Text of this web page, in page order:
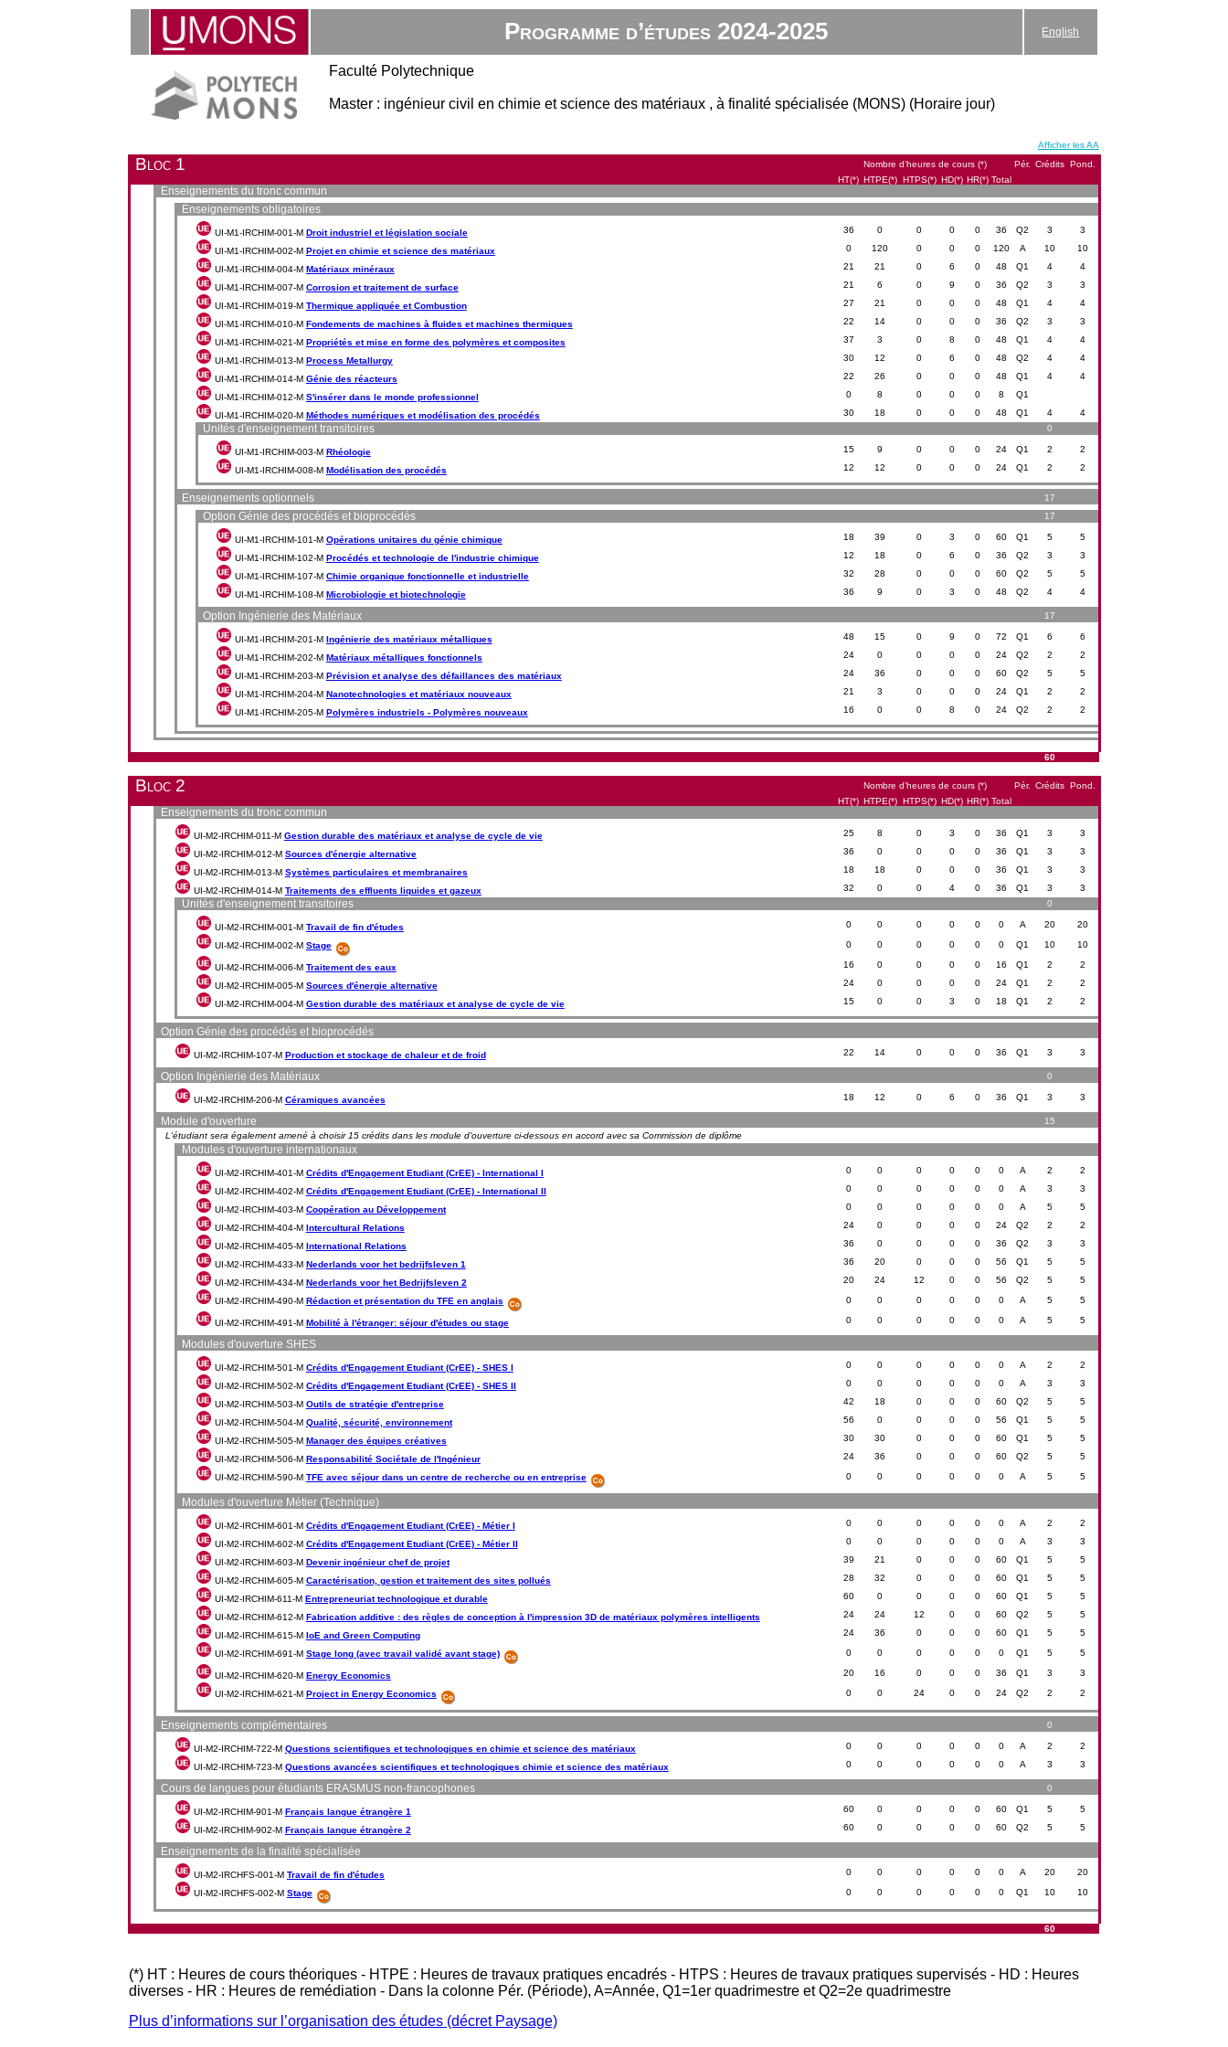
Programme d’études 2024-2025 English
Faculté Polytechnique
Master : ingénieur civil en chimie et science des matériaux , à finalité spécialisée (MONS) (Horaire jour)
Afficher les AA
Bloc 1 Nombre d’heures de cours (*) Pér. Crédits Pond.
HT(*) HTPE(*) HTPS(*) HD(*) HR(*) Total
Enseignements du tronc commun
Enseignements obligatoires
UI-M1-IRCHIM-001-M Droit industriel et législation sociale 36 0 0 0 0 36 Q2 3 3
UI-M1-IRCHIM-002-M Projet en chimie et science des matériaux 0 120 0 0 0 120 A 10 10
UI-M1-IRCHIM-004-M Matériaux minéraux 21 21 0 6 0 48 Q1 4 4
UI-M1-IRCHIM-007-M Corrosion et traitement de surface 21 6 0 9 0 36 Q2 3 3
UI-M1-IRCHIM-019-M Thermique appliquée et Combustion 27 21 0 0 0 48 Q1 4 4
UI-M1-IRCHIM-010-M Fondements de machines à fluides et machines thermiques 22 14 0 0 0 36 Q2 3 3
UI-M1-IRCHIM-021-M Propriétés et mise en forme des polymères et composites 37 3 0 8 0 48 Q1 4 4
UI-M1-IRCHIM-013-M Process Metallurgy 30 12 0 6 0 48 Q2 4 4
UI-M1-IRCHIM-014-M Génie des réacteurs 22 26 0 0 0 48 Q1 4 4
UI-M1-IRCHIM-012-M S'insérer dans le monde professionnel 0 8 0 0 0 8 Q1
UI-M1-IRCHIM-020-M Méthodes numériques et modélisation des procédés 30 18 0 0 0 48 Q1 4 4
Unités d'enseignement transitoires 0
UI-M1-IRCHIM-003-M Rhéologie 15 9 0 0 0 24 Q1 2 2
UI-M1-IRCHIM-008-M Modélisation des procédés 12 12 0 0 0 24 Q1 2 2
Enseignements optionnels 17
Option Génie des procédés et bioprocédés 17
UI-M1-IRCHIM-101-M Opérations unitaires du génie chimique 18 39 0 3 0 60 Q1 5 5
UI-M1-IRCHIM-102-M Procédés et technologie de l'industrie chimique 12 18 0 6 0 36 Q2 3 3
UI-M1-IRCHIM-107-M Chimie organique fonctionnelle et industrielle 32 28 0 0 0 60 Q2 5 5
UI-M1-IRCHIM-108-M Microbiologie et biotechnologie 36 9 0 3 0 48 Q2 4 4
Option Ingénierie des Matériaux 17
UI-M1-IRCHIM-201-M Ingénierie des matériaux métalliques 48 15 0 9 0 72 Q1 6 6
UI-M1-IRCHIM-202-M Matériaux métalliques fonctionnels 24 0 0 0 0 24 Q2 2 2
UI-M1-IRCHIM-203-M Prévision et analyse des défaillances des matériaux 24 36 0 0 0 60 Q2 5 5
UI-M1-IRCHIM-204-M Nanotechnologies et matériaux nouveaux 21 3 0 0 0 24 Q1 2 2
UI-M1-IRCHIM-205-M Polymères industriels - Polymères nouveaux 16 0 0 8 0 24 Q2 2 2
60
Bloc 2 Nombre d’heures de cours (*) Pér. Crédits Pond.
HT(*) HTPE(*) HTPS(*) HD(*) HR(*) Total
Enseignements du tronc commun
UI-M2-IRCHIM-011-M Gestion durable des matériaux et analyse de cycle de vie 25 8 0 3 0 36 Q1 3 3
UI-M2-IRCHIM-012-M Sources d'énergie alternative 36 0 0 0 0 36 Q1 3 3
UI-M2-IRCHIM-013-M Systèmes particulaires et membranaires 18 18 0 0 0 36 Q1 3 3
UI-M2-IRCHIM-014-M Traitements des effluents liquides et gazeux 32 0 0 4 0 36 Q1 3 3
Unités d'enseignement transitoires 0
UI-M2-IRCHIM-001-M Travail de fin d'études 0 0 0 0 0 0 A 20 20
UI-M2-IRCHIM-002-M Stage 0 0 0 0 0 0 Q1 10 10
UI-M2-IRCHIM-006-M Traitement des eaux 16 0 0 0 0 16 Q1 2 2
UI-M2-IRCHIM-005-M Sources d'énergie alternative 24 0 0 0 0 24 Q1 2 2
UI-M2-IRCHIM-004-M Gestion durable des matériaux et analyse de cycle de vie 15 0 0 3 0 18 Q1 2 2
Option Génie des procédés et bioprocédés
UI-M2-IRCHIM-107-M Production et stockage de chaleur et de froid 22 14 0 0 0 36 Q1 3 3
Option Ingénierie des Matériaux 0
UI-M2-IRCHIM-206-M Céramiques avancées 18 12 0 6 0 36 Q1 3 3
Module d'ouverture
15
L'étudiant sera également amené à choisir 15 crédits dans les module d'ouverture ci-dessous en accord avec sa Commission de diplôme
Modules d'ouverture internationaux
UI-M2-IRCHIM-401-M Crédits d'Engagement Etudiant (CrEE) - International I 0 0 0 0 0 0 A 2 2
UI-M2-IRCHIM-402-M Crédits d'Engagement Etudiant (CrEE) - International II 0 0 0 0 0 0 A 3 3
UI-M2-IRCHIM-403-M Coopération au Développement 0 0 0 0 0 0 A 5 5
UI-M2-IRCHIM-404-M Intercultural Relations 24 0 0 0 0 24 Q2 2 2
UI-M2-IRCHIM-405-M International Relations 36 0 0 0 0 36 Q2 3 3
UI-M2-IRCHIM-433-M Nederlands voor het bedrijfsleven 1 36 20 0 0 0 56 Q1 5 5
UI-M2-IRCHIM-434-M Nederlands voor het Bedrijfsleven 2 20 24 12 0 0 56 Q2 5 5
UI-M2-IRCHIM-490-M Rédaction et présentation du TFE en anglais 0 0 0 0 0 0 A 5 5
UI-M2-IRCHIM-491-M Mobilité à l'étranger: séjour d'études ou stage 0 0 0 0 0 0 A 5 5
Modules d'ouverture SHES
UI-M2-IRCHIM-501-M Crédits d'Engagement Etudiant (CrEE) - SHES I 0 0 0 0 0 0 A 2 2
UI-M2-IRCHIM-502-M Crédits d'Engagement Etudiant (CrEE) - SHES II 0 0 0 0 0 0 A 3 3
UI-M2-IRCHIM-503-M Outils de stratégie d'entreprise 42 18 0 0 0 60 Q2 5 5
UI-M2-IRCHIM-504-M Qualité, sécurité, environnement 56 0 0 0 0 56 Q1 5 5
UI-M2-IRCHIM-505-M Manager des équipes créatives 30 30 0 0 0 60 Q1 5 5
UI-M2-IRCHIM-506-M Responsabilité Sociétale de l'Ingénieur 24 36 0 0 0 60 Q2 5 5
UI-M2-IRCHIM-590-M TFE avec séjour dans un centre de recherche ou en entreprise 0 0 0 0 0 0 A 5 5
Modules d'ouverture Métier (Technique)
UI-M2-IRCHIM-601-M Crédits d'Engagement Etudiant (CrEE) - Métier I 0 0 0 0 0 0 A 2 2
UI-M2-IRCHIM-602-M Crédits d'Engagement Etudiant (CrEE) - Métier II 0 0 0 0 0 0 A 3 3
UI-M2-IRCHIM-603-M Devenir ingénieur chef de projet 39 21 0 0 0 60 Q1 5 5
UI-M2-IRCHIM-605-M Caractérisation, gestion et traitement des sites pollués 28 32 0 0 0 60 Q1 5 5
UI-M2-IRCHIM-611-M Entrepreneuriat technologique et durable 60 0 0 0 0 60 Q1 5 5
UI-M2-IRCHIM-612-M Fabrication additive : des règles de conception à l'impression 3D de matériaux polymères intelligents 24 24 12 0 0 60 Q2 5 5
UI-M2-IRCHIM-615-M IoE and Green Computing 24 36 0 0 0 60 Q1 5 5
UI-M2-IRCHIM-691-M Stage long (avec travail validé avant stage) 0 0 0 0 0 0 Q1 5 5
UI-M2-IRCHIM-620-M Energy Economics 20 16 0 0 0 36 Q1 3 3
UI-M2-IRCHIM-621-M Project in Energy Economics 0 0 24 0 0 24 Q2 2 2
Enseignements complémentaires 0
UI-M2-IRCHIM-722-M Questions scientifiques et technologiques en chimie et science des matériaux 0 0 0 0 0 0 A 2 2
UI-M2-IRCHIM-723-M Questions avancées scientifiques et technologiques chimie et science des matériaux 0 0 0 0 0 0 A 3 3
Cours de langues pour étudiants ERASMUS non-francophones 0
UI-M2-IRCHIM-901-M Français langue étrangère 1 60 0 0 0 0 60 Q1 5 5
UI-M2-IRCHIM-902-M Français langue étrangère 2 60 0 0 0 0 60 Q2 5 5
Enseignements de la finalité spécialisée
UI-M2-IRCHFS-001-M Travail de fin d'études 0 0 0 0 0 0 A 20 20
UI-M2-IRCHFS-002-M Stage 0 0 0 0 0 0 Q1 10 10
60
(*) HT : Heures de cours théoriques - HTPE : Heures de travaux pratiques encadrés - HTPS : Heures de travaux pratiques supervisés - HD : Heures
diverses - HR : Heures de remédiation - Dans la colonne Pér. (Période), A=Année, Q1=1er quadrimestre et Q2=2e quadrimestre
Plus d’informations sur l’organisation des études (décret Paysage)